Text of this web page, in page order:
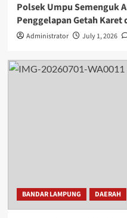
Polsek Umpu Semenguk
Penggelapan Getah Karet
Administrator July 1, 2026
BANDAR LAMPUNG DAERAH